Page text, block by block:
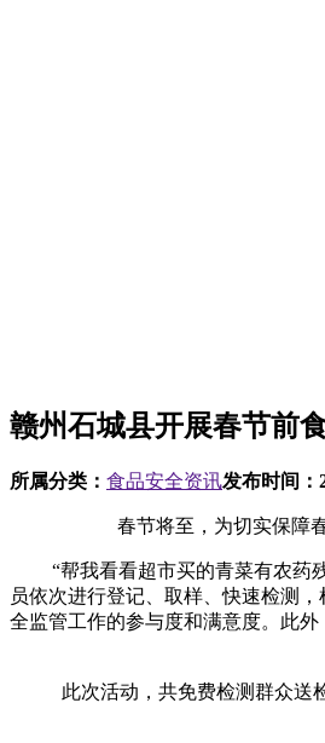
赣州石城县开展春节前
所属分类： 食品安全资讯发布时间：
春节将至，为切实保障春
“帮我看看超市买的青菜有农药残
员依次进行登记、取样、快速检测
全监管工作的参与度和满意度。此
此次活动，共免费检测群众送检